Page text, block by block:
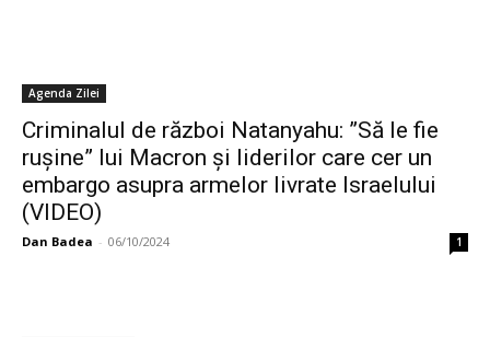
Agenda Zilei
Criminalul de război Natanyahu: ”Să le fie
ruşine” lui Macron şi liderilor care cer un
embargo asupra armelor livrate Israelului
(VIDEO)
Dan Badea - 06/10/2024 1